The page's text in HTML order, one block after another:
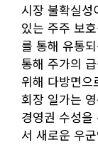
시장 불확실
있는 주주 보
를 통해 유통
통해 주가의
위해 다방면으
회장 일가는
경영권 수성
서 새로운 우